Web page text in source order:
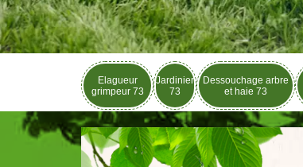
Elagueur
grimpeur 73
Jardinier
73
Dessouchage arbre
et haie 73